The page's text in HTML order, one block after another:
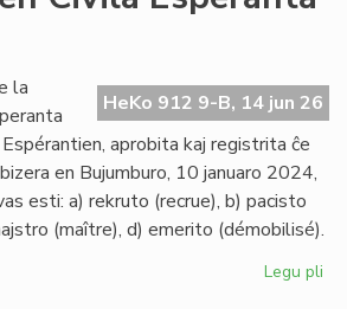
HeKo 912 9-B, 14 jun 26
la
aprobita kaj registrita ĉe
en Bujumburo, 10 januaro 2024,
esti: a) rekruto (recrue), b) pacisto
(maître), d) emerito (démobilisé).
Legu pli